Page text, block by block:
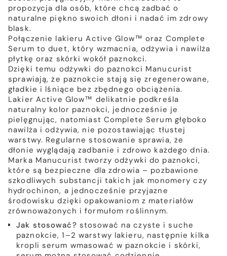
propozycja dla osób, które chcą zadbać o
naturalne piękno swoich dłoni i nadać im zdrowy
blask.
Połączenie lakieru Active Glow™ oraz Complete
Serum to duet, który wzmacnia, odżywia i nawilża
płytkę oraz skórki wokół paznokci.
Dzięki temu odżywki do paznokci Manucurist
sprawiają, że paznokcie stają się zregenerowane,
gładkie i lśniące bez zbędnego obciążenia.
Lakier Active Glow™ delikatnie podkreśla
naturalny kolor paznokci, jednocześnie je
pielęgnując, natomiast Complete Serum głęboko
nawilża i odżywia, nie pozostawiając tłustej
warstwy. Regularne stosowanie sprawia, że
dłonie wyglądają zadbanie i zdrowo każdego dnia.
Marka Manucurist tworzy odżywki do paznokci,
które są bezpieczne dla zdrowia – pozbawione
szkodliwych substancji takich jak monomery czy
hydrochinon, a jednocześnie przyjazne
środowisku dzięki opakowaniom z materiałów
zrównoważonych i formułom roślinnym.
Jak stosować? stosować na czyste i suche
paznokcie, 1–2 warstwy lakieru, następnie kilka
kropli serum wmasować w paznokcie i skórki,